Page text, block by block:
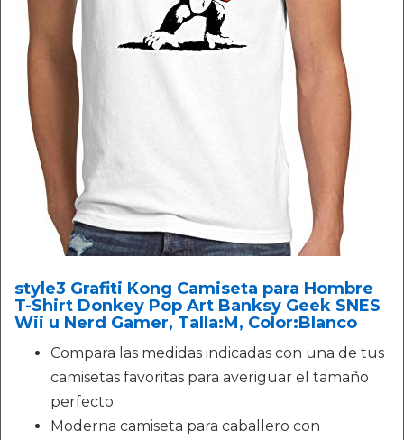
style3 Grafiti Kong Camiseta para Hombre
T-Shirt Donkey Pop Art Banksy Geek SNES
Wii u Nerd Gamer, Talla:M, Color:Blanco
Compara las medidas indicadas con una de tus
camisetas favoritas para averiguar el tamaño
perfecto.
Moderna camiseta para caballero con